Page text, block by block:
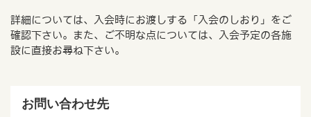
詳細については、入会時にお渡しする「入会のしおり」をご
確認下さい。また、ご不明な点については、入会予定の各施
設に直接お尋ね下さい。
お問い合わせ先